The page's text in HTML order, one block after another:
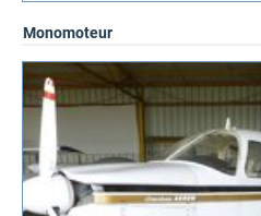
Monomoteur